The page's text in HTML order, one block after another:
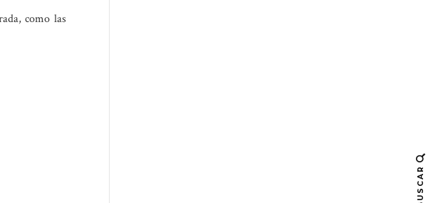
como las
BUSCAR